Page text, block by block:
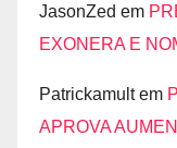
JasonZed em
EXONERA E
Patrickamultem
APROVA